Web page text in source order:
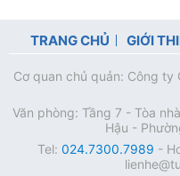
TRANG CHỦ GIỚI
Cơ quan chủ quản: Công ty
Văn phòng: Tầng 7 - Tòa
Hậu -
Tel: 024.7300.7989 -